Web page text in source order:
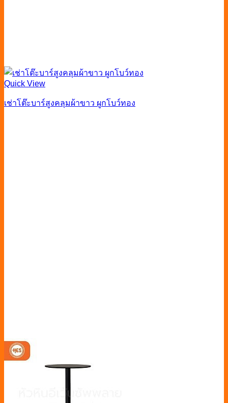
Quick View
เช่าโต๊ะบาร์สูงคลุมผ้าขาว ผูกโบว์ทอง